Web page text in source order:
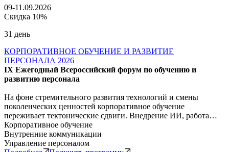
09-11.09.2026
Скидка 10%
31 день
КОРПОРАТИВНОЕ ОБУЧЕНИЕ И РАЗВИТИЕ
ПЕРСОНАЛА 2026
IX Ежегодный Всероссийский форум по обучению и
развитию персонала
На фоне стремительного развития технологий и смены
поколенческих ценностей корпоративное обучение
переживает тектонические сдвиги. Внедрение ИИ, работа…
Корпоративное обучение
Внутренние коммуникации
Управление персоналом